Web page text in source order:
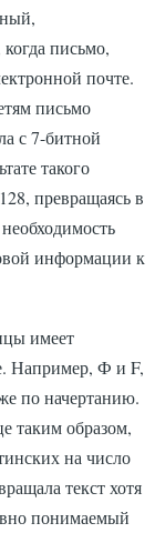
письмо,
почте.
письмо
с 7-битной
такого
превращаясь в
информации к
имеет
Например, Ф и F,
по начертанию.
таким образом,
на число
текст хотя
понимаемый